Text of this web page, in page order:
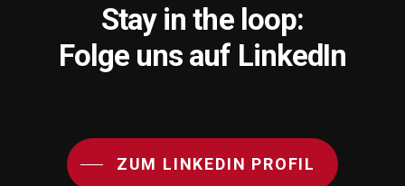
Stay in the loop:
Folge uns auf LinkedIn
ZUM LINKEDIN PROFIL